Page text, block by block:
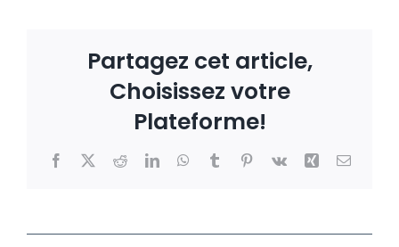
Partagez cet article,
Choisissez votre
Plateforme!
Facebook
X RedditLinkedInWhatsApp
TumblrPinterest
Vk Xing Email